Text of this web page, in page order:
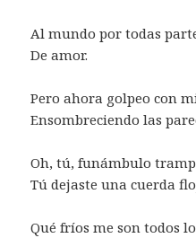
Al mundo por todas
De amor.
Pero ahora golpeo con
Ensombreciendo las
Oh, tú, funámbulo
Tú dejaste una cuerda
Qué fríos me son todos